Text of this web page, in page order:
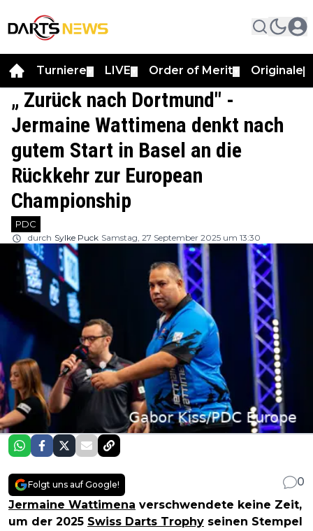
Turniere LIVE Order of Merit Originale
„ Zurück nach Dortmund" -
Jermaine Wattimena denkt nach
gutem Start in Basel an die
Rückkehr zur European
Championship
PDC
durch Sylke Puck Samstag, 27 September 2025 um 13:30
Folgt uns auf Google!
0
Jermaine Wattimena verschwendete keine Zeit,
um der 2025 Swiss Darts Trophy seinen Stempel